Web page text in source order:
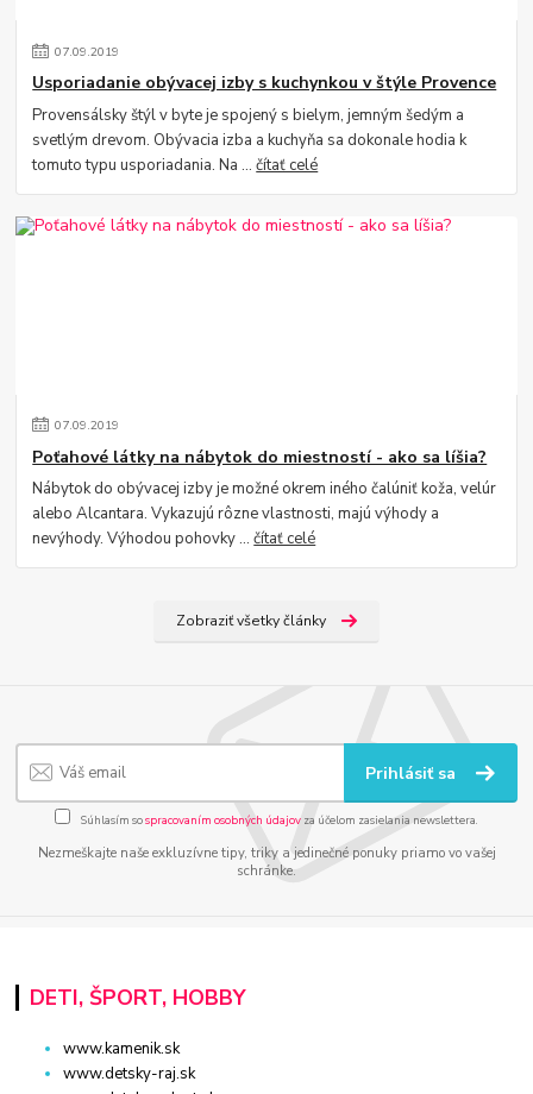
07.09.2019
Usporiadanie obývacej izby s kuchynkou v štýle Provence
Provensálsky štýl v byte je spojený s bielym, jemným šedým a
svetlým drevom. Obývacia izba a kuchyňa sa dokonale hodia k
tomuto typu usporiadania. Na ...čítať celé
07.09.2019
Poťahové látky na nábytok do miestností - ako sa líšia?
Nábytok do obývacej izby je možné okrem iného čalúniť koža, velúr
alebo Alcantara. Vykazujú rôzne vlastnosti, majú výhody a
nevýhody. Výhodou pohovky ...čítať celé
Zobraziť všetky články
Prihlásiť sa
Súhlasím sospracovaním osobných údajov za účelom zasielania newslettera.
Nezmeškajte naše exkluzívne tipy, triky a jedinečné ponuky priamo vo vašej
schránke.
DETI, ŠPORT, HOBBY
www.kamenik.sk
www.detsky-raj.sk